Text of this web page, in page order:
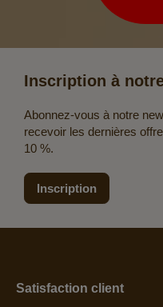
Inscription à
Abonnez-vous à notre
recevoir les dernières
10 %.
Inscription
Satisfaction client